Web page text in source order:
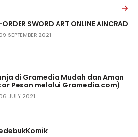
ORDER SWORD ART ONLINE AINCRAD
09 SEPTEMBER 2021
di Gramedia Mudah dan Aman
Pesan melalui Gramedia.com)
06 JULY 2021